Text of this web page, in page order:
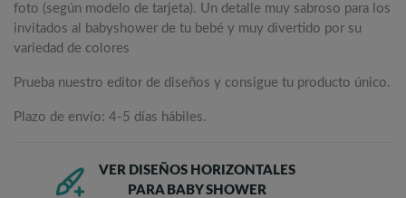
foto (según modelo de tarjeta). Un detalle muy sabroso para los
invitados al babyshower de tu bebé y muy divertido por su
variedad de colores
Prueba nuestro editor de diseños y consigue tu producto único.
Plazo de envío: 4-5 días hábiles.
VER DISEÑOS HORIZONTALES
PARA BABY SHOWER